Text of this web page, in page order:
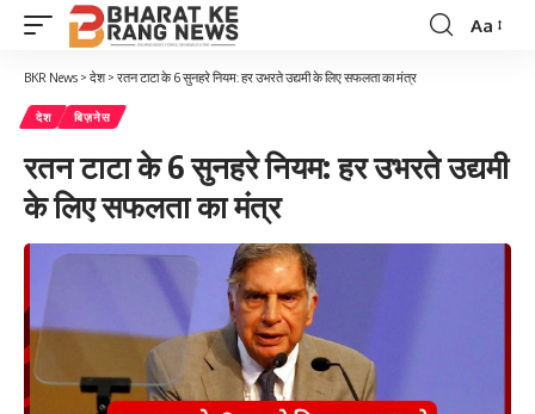
Font
Aa
BKR News > देश> रतन टाटा के 6 सुनहरे नियम: हर उभरते उद्यमी के लिए सफलता का मंत्र
देश बिज़नेस
रतन टाटा के 6 सुनहरे नियम: हर उभरते उद्यमी
के लिए सफलता का मंत्र